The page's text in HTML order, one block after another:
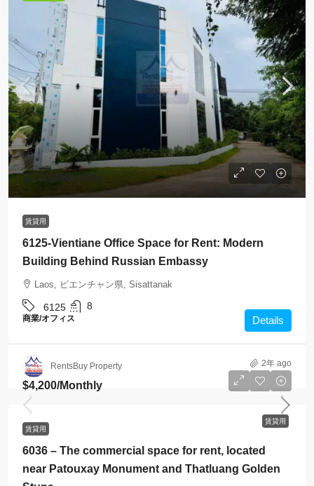
$3,500/Monthly
賃貸用
6125-Vientiane Office Space for Rent: Modern
Building Behind Russian Embassy
Laos, ビエンチャン県, Sisattanak
6125 8
商業/オフィス Details
RentsBuy Property 2年 ago
賃貸用
$4,200/Monthly
賃貸用
6036 – The commercial space for rent, located
near Patouxay Monument and Thatluang Golden